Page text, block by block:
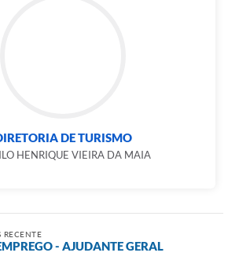
DE TURISMO
HENRIQUE VIEIRA DA MAIA
- AJUDANTE GERAL